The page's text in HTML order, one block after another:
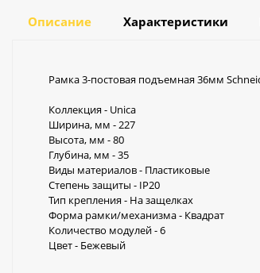
Описание Характеристики
Рамка 3-постовая подъемная 36мм
Коллекция - Unica
Ширина, мм - 227
Высота, мм - 80
Глубина, мм - 35
Виды материалов - Пластиковые
Степень защиты - IP20
Тип крепления - На защелках
Форма рамки/механизма - Квадрат
Количество модулей - 6
Цвет - Бежевый